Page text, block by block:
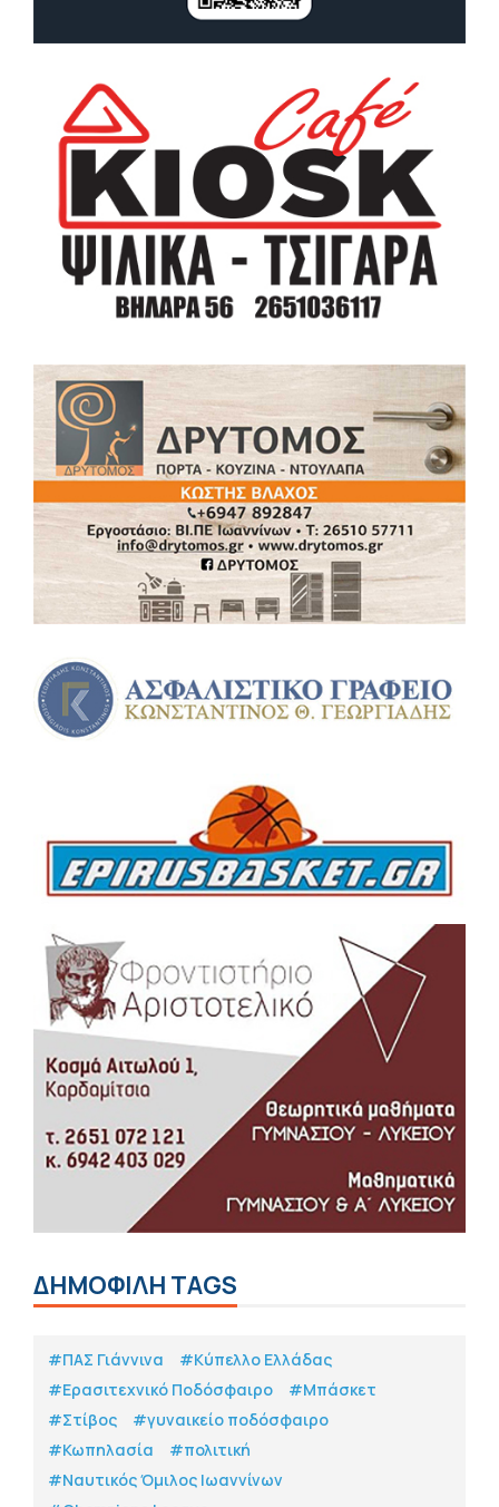
ΔΗΜΟΦΙΛΗ TAGS
#ΠΑΣ Γιάννινα
#Κύπελλο Ελλάδας
#Eρασιτεχνικό Ποδόσφαιρο
#Μπάσκετ
#Στίβος
#γυναικείο ποδόσφαιρο
#Κωπηλασία
#πολιτική
#Ναυτικός Όμιλος Ιωαννίνων